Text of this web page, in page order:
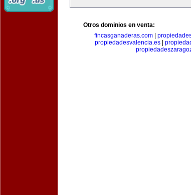
Otros dominios en venta:
fincasganaderas.com|
propiedadesvalencia.es|